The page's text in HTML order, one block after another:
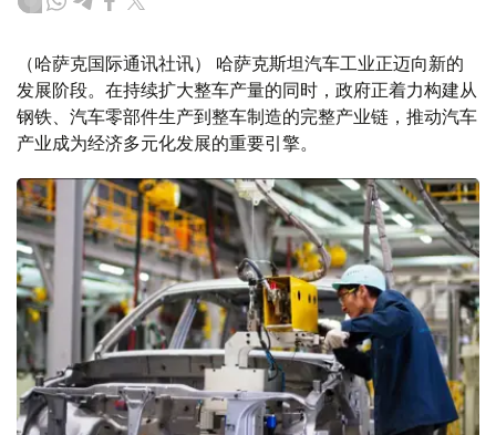
（哈萨克国际通讯社讯） 哈萨克斯坦汽车工业正迈向新的
发展阶段。在持续扩大整车产量的同时，政府正着力构建从
钢铁、汽车零部件生产到整车制造的完整产业链，推动汽车
产业成为经济多元化发展的重要引擎。